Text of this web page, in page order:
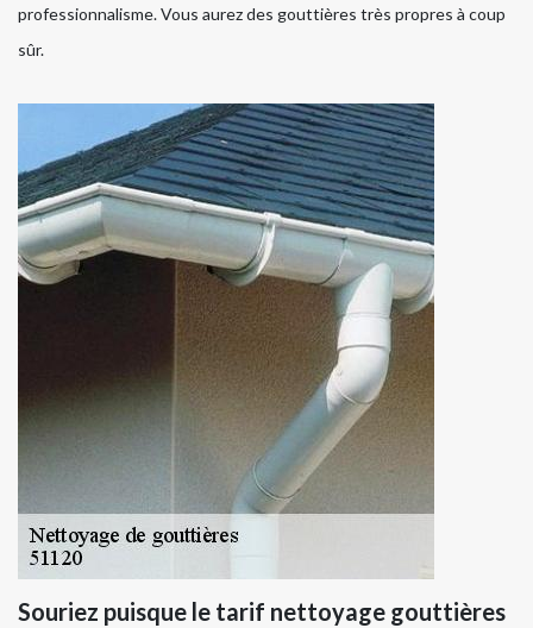
professionnalisme. Vous aurez des gouttières très propres à coup
sûr.
Souriez puisque le tarif nettoyage gouttières